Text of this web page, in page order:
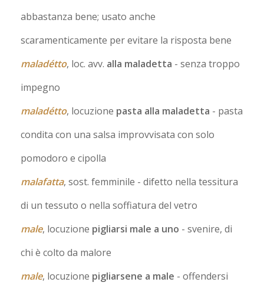
abbastanza bene; usato anche
scaramenticamente per evitare la risposta bene
maladétto, loc. avv. alla maladetta - senza troppo
impegno
maladétto, locuzione pasta alla maladetta - pasta
condita con una salsa improvvisata con solo
pomodoro e cipolla
malafatta, sost. femminile - difetto nella tessitura
di un tessuto o nella soffiatura del vetro
male, locuzione pigliarsi male a uno - svenire, di
chi è colto da malore
male, locuzione pigliarsene a male - offendersi